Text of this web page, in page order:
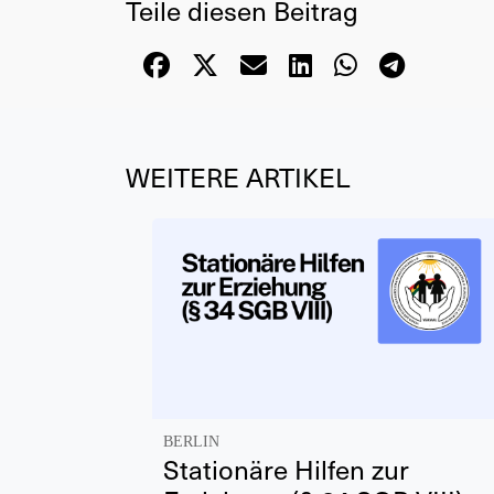
Teile diesen Beitrag
WEITERE ARTIKEL
BERLIN
Stationäre Hilfen zur